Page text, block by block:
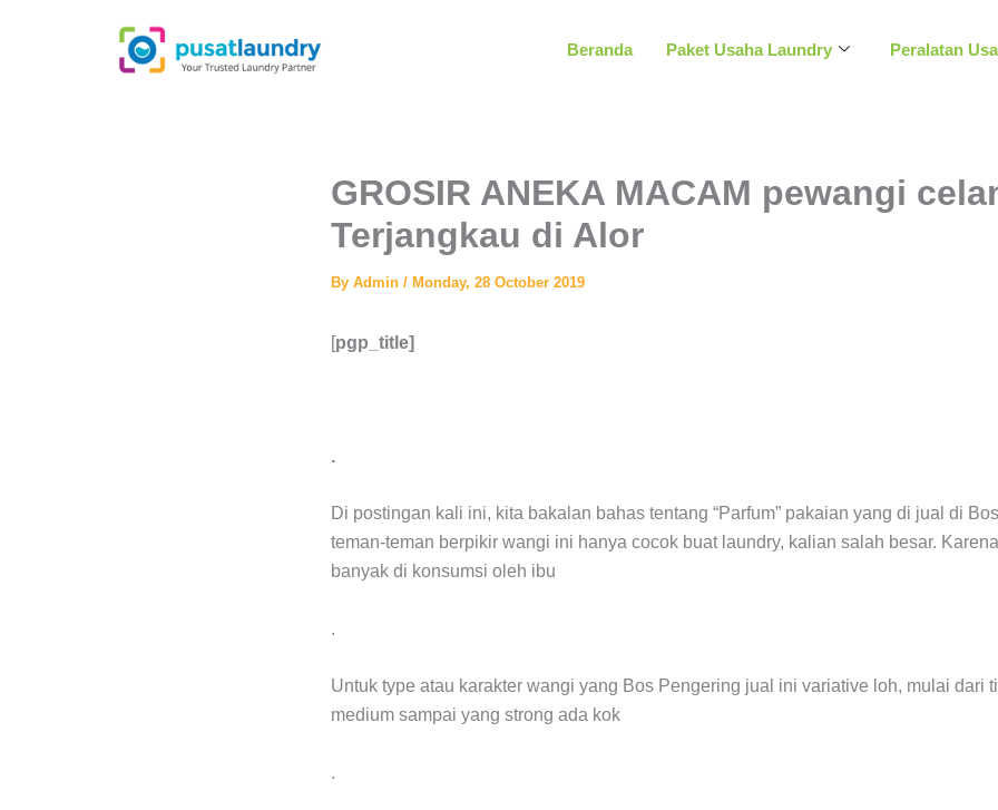
Beranda Paket Usaha Laundry Peralatan
GROSIR ANEKA MACAM pewangi
Terjangkau di Alor
By Admin / Monday, 28 October 2019
[pgp_title]
.
Di postingan kali ini, kita bakalan bahas tentang “Parfum” pakaian yang di jual di
teman-teman berpikir wangi ini hanya cocok buat laundry, kalian salah besar.
banyak di konsumsi oleh ibu
.
Untuk type atau karakter wangi yang Bos Pengering jual ini variative loh, mulai dari
medium sampai yang strong ada kok
.